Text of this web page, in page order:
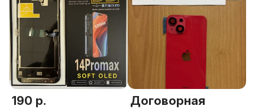
190 р. Договорная